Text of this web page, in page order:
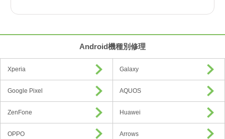
Android機種別修理
Xperia Galaxy
Google Pixel AQUOS
ZenFone Huawei
OPPO Arrows